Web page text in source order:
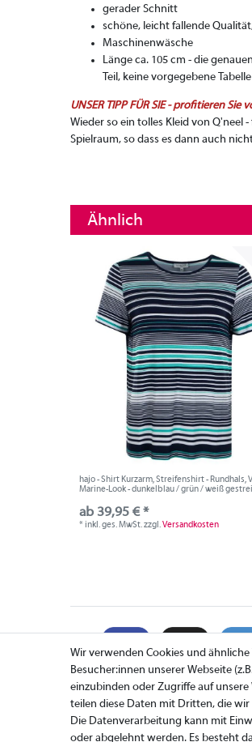
gerader Schnitt
schöne, leicht fallende
Maschinenwäsche
Länge ca. 105 cm - die
Teil, keine vorgegebene Tabelle
UNSER TIPP FÜR SIE - profitieren Sie
Wieder so ein tolles Kleid von
Spielraum, so dass es dann auch
Ähnlich
hajo - Shirt Kurzarm, Streifenshirt - Rundhals,
Marine-Look - dunkelblau / grün / weiß
ab 39,95 € *
*inkl. ges. MwSt.zzgl.Versandkosten
Zahlung
Versand
Wir verwenden Cookies und
Besucher:innen unserer Webseite
einzubinden oder Zugriffe auf
teilen diese Daten mit Dritten, die
Die Datenverarbeitung kann mit
oder abgelehnt werden. Es besteht